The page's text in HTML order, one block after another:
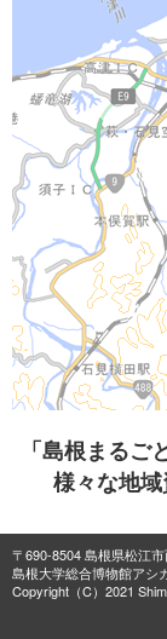
「島根まる
様々な地域
〒690-8504 島根県松江
島根大学総合博物館アシ
Copyright（C）2021